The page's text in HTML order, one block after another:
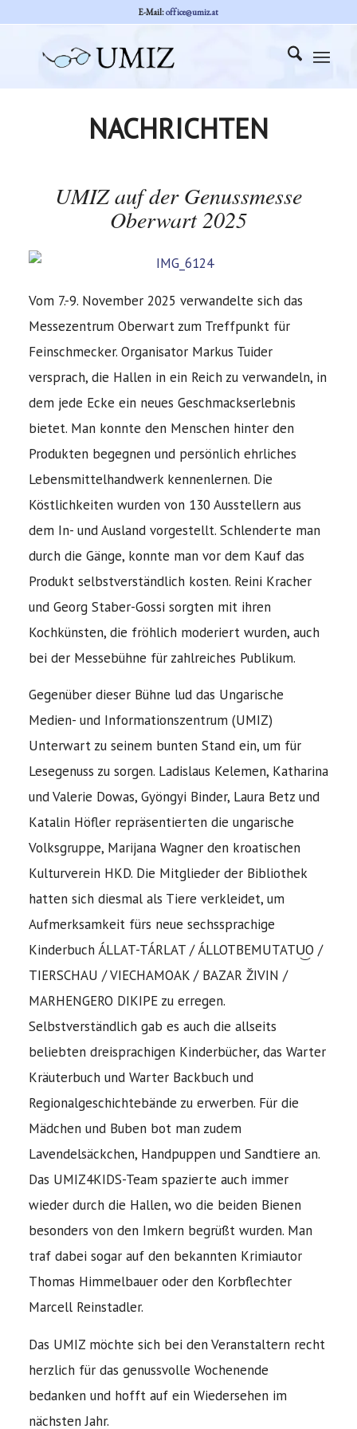
E-Mail:office@umiz.at
NACHRICHTEN
UMIZ auf der Genussmesse
Oberwart 2025
Vom 7.-9. November 2025 verwandelte sich das
Messezentrum Oberwart zum Treffpunkt für
Feinschmecker. Organisator Markus Tuider
versprach, die Hallen in ein Reich zu verwandeln, in
dem jede Ecke ein neues Geschmackserlebnis
bietet. Man konnte den Menschen hinter den
Produkten begegnen und persönlich ehrliches
Lebensmittelhandwerk kennenlernen. Die
Köstlichkeiten wurden von 130 Ausstellern aus
dem In- und Ausland vorgestellt. Schlenderte man
durch die Gänge, konnte man vor dem Kauf das
Produkt selbstverständlich kosten. Reini Kracher
und Georg Staber-Gossi sorgten mit ihren
Kochkünsten, die fröhlich moderiert wurden, auch
bei der Messebühne für zahlreiches Publikum.
Gegenüber dieser Bühne lud das Ungarische
Medien- und Informationszentrum (UMIZ)
Unterwart zu seinem bunten Stand ein, um für
Lesegenuss zu sorgen. Ladislaus Kelemen, Katharina
und Valerie Dowas, Gyöngyi Binder, Laura Betz und
Katalin Höfler repräsentierten die ungarische
Volksgruppe, Marijana Wagner den kroatischen
Kulturverein HKD. Die Mitglieder der Bibliothek
hatten sich diesmal als Tiere verkleidet, um
Aufmerksamkeit fürs neue sechssprachige
Kinderbuch ÁLLAT-TÁRLAT / ÁLLOTBEMUTATU͜O /
TIERSCHAU / VIECHAMOAK / BAZAR ŽIVIN /
MARHENGERO DIKIPE zu erregen.
Selbstverständlich gab es auch die allseits
beliebten dreisprachigen Kinderbücher, das Warter
Kräuterbuch und Warter Backbuch und
Regionalgeschichtebände zu erwerben. Für die
Mädchen und Buben bot man zudem
Lavendelsäckchen, Handpuppen und Sandtiere an.
Das UMIZ4KIDS-Team spazierte auch immer
wieder durch die Hallen, wo die beiden Bienen
besonders von den Imkern begrüßt wurden. Man
traf dabei sogar auf den bekannten Krimiautor
Thomas Himmelbauer oder den Korbflechter
Marcell Reinstadler.
Das UMIZ möchte sich bei den Veranstaltern recht
herzlich für das genussvolle Wochenende
bedanken und hofft auf ein Wiedersehen im
nächsten Jahr.